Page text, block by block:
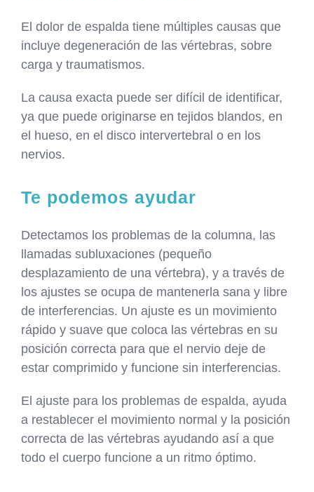
El dolor de espalda tiene múltiples causas que
incluye degeneración de las vértebras, sobre
carga y traumatismos.
La causa exacta puede ser difícil de identificar,
ya que puede originarse en tejidos blandos, en
el hueso, en el disco intervertebral o en los
nervios.
Te podemos ayudar
Detectamos los problemas de la columna, las
llamadas subluxaciones (pequeño
desplazamiento de una vértebra), y a través de
los ajustes se ocupa de mantenerla sana y libre
de interferencias. Un ajuste es un movimiento
rápido y suave que coloca las vértebras en su
posición correcta para que el nervio deje de
estar comprimido y funcione sin interferencias.
El ajuste para los problemas de espalda, ayuda
a restablecer el movimiento normal y la posición
correcta de las vértebras ayudando así a que
todo el cuerpo funcione a un ritmo óptimo.